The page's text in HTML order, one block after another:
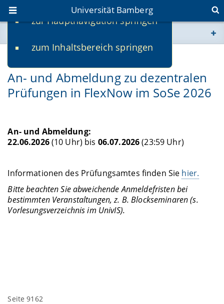
zur Hauptnavigation springen
zum Inhaltsbereich springen
Universität Bamberg
www.uni-bamberg.de
univis.uni-bamberg.de
An- und Abmeldung zu dezentralen
Prüfungen in FlexNow im SoSe 2026
An- und Abmeldung:
22.06.2026(10 Uhr) bis 06.07.2026(23:59 Uhr)
Informationen des Prüfungsamtes finden Sie hier.
Bitte beachten Sie abweichende Anmeldefristen bei
bestimmten Veranstaltungen, z. B. Blockseminaren (s.
Vorlesungsverzeichnis im UnivIS).
Seite 9162